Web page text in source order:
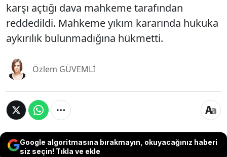
karşı açtığı dava mahkeme tarafından
reddedildi. Mahkeme yıkım kararında hukuka
aykırılık bulunmadığına hükmetti.
Özlem GÜVEMLİ
Google algoritmasına bırakmayın, okuyacağınız haberi
siz seçin! Tıkla ve ekle